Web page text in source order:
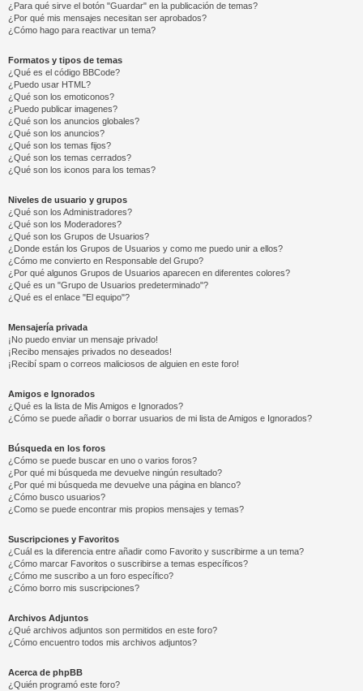
¿Para qué sirve el botón "Guardar" en la publicación de temas?
¿Por qué mis mensajes necesitan ser aprobados?
¿Cómo hago para reactivar un tema?
Formatos y tipos de temas
¿Qué es el código BBCode?
¿Puedo usar HTML?
¿Qué son los emoticonos?
¿Puedo publicar imagenes?
¿Qué son los anuncios globales?
¿Qué son los anuncios?
¿Qué son los temas fijos?
¿Qué son los temas cerrados?
¿Qué son los iconos para los temas?
Niveles de usuario y grupos
¿Qué son los Administradores?
¿Qué son los Moderadores?
¿Qué son los Grupos de Usuarios?
¿Donde están los Grupos de Usuarios y como me puedo unir a ellos?
¿Cómo me convierto en Responsable del Grupo?
¿Por qué algunos Grupos de Usuarios aparecen en diferentes colores?
¿Qué es un "Grupo de Usuarios predeterminado"?
¿Qué es el enlace "El equipo"?
Mensajería privada
¡No puedo enviar un mensaje privado!
¡Recibo mensajes privados no deseados!
¡Recibí spam o correos maliciosos de alguien en este foro!
Amigos e Ignorados
¿Qué es la lista de Mis Amigos e Ignorados?
¿Cómo se puede añadir o borrar usuarios de mi lista de Amigos e Ignorados?
Búsqueda en los foros
¿Cómo se puede buscar en uno o varios foros?
¿Por qué mi búsqueda me devuelve ningún resultado?
¿Por qué mi búsqueda me devuelve una página en blanco?
¿Cómo busco usuarios?
¿Como se puede encontrar mis propios mensajes y temas?
Suscripciones y Favoritos
¿Cuál es la diferencia entre añadir como Favorito y suscribirme a un tema?
¿Cómo marcar Favoritos o suscribirse a temas específicos?
¿Cómo me suscribo a un foro específico?
¿Cómo borro mis suscripciones?
Archivos Adjuntos
¿Qué archivos adjuntos son permitidos en este foro?
¿Cómo encuentro todos mis archivos adjuntos?
Acerca de phpBB
¿Quién programó este foro?